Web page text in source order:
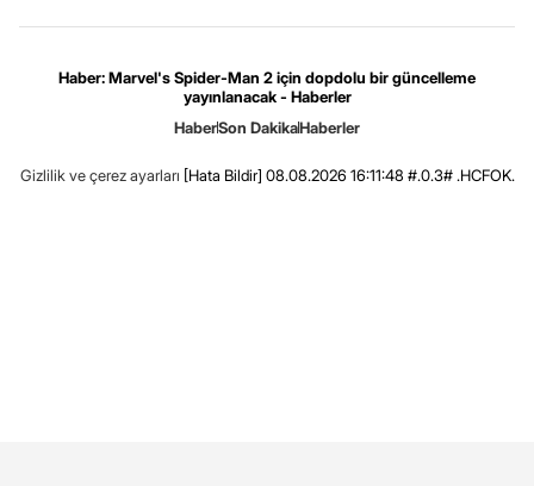
Haber: Marvel's Spider-Man 2 için dopdolu bir güncelleme
yayınlanacak - Haberler
HaberSon DakikaHaberler
Gizlilik ve çerez ayarları [Hata Bildir] 08.08.2026 16:11:48 #.0.3# .HCFOK.